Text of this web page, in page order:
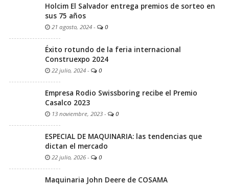
Holcim El Salvador entrega premios de sorteo en
sus 75 años
21 agosto, 2024 - 0
Éxito rotundo de la feria internacional
Construexpo 2024
22 julio, 2024 - 0
Empresa Rodio Swissboring recibe el Premio
Casalco 2023
13 noviembre, 2023 - 0
ESPECIAL DE MAQUINARIA: las tendencias que
dictan el mercado
22 julio, 2026 - 0
Maquinaria John Deere de COSAMA